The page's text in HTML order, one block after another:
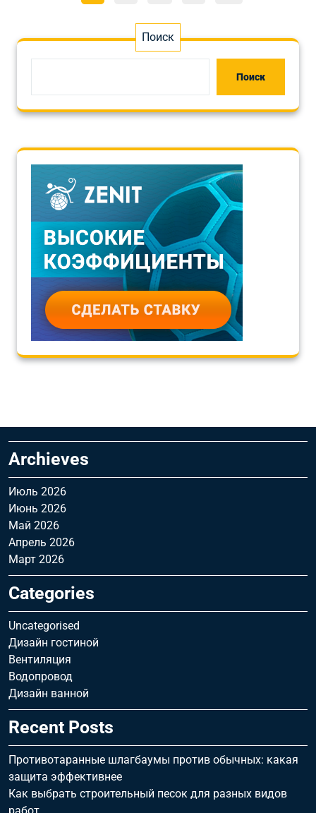
Поиск
Поиск
Archieves
Июль 2026
Июнь 2026
Май 2026
Апрель 2026
Март 2026
Categories
Uncategorised
Дизайн гостиной
Вентиляция
Водопровод
Дизайн ванной
Recent Posts
Противотаранные шлагбаумы против обычных: какая
защита эффективнее
Как выбрать строительный песок для разных видов